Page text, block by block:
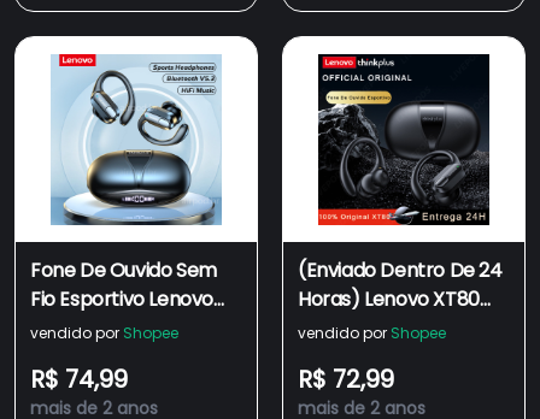
Fone De Ouvido Sem
Fio Esportivo Lenovo
XT80 Fone Bluetooth
TWS À Prova D'água
vendido por Shopee
R$ 74,99
mais de 2 anos
(Enviado Dentro De 24
Horas) Lenovo XT80
Fone De Ouvido
Bluetooth 5.3 TWS À
vendido por Shopee
R$ 72,99
mais de 2 anos